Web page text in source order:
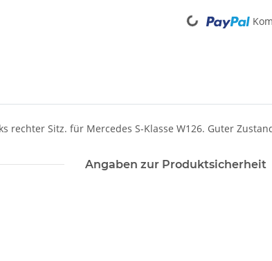
Loading...
rechter Sitz. für Mercedes S-Klasse W126. Guter
Angaben zur Produktsicherheit